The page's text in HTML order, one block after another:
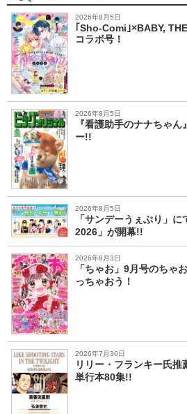
2026年8月5日
｢Sho-Comi｣×BABY,
コラボ号！
2026年8月5日
『看護助手のナナちゃ
ー!!
2026年8月5日
「サンデーうぇぶり」
2026」が開幕!!
2026年8月3日
「ちゃお」9月号のちゃ
っちゃおう！
2026年7月30日
リリー・フランキー氏
単行本80集!!